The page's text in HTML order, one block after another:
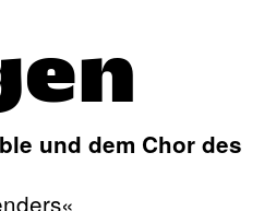
und dem Chor des